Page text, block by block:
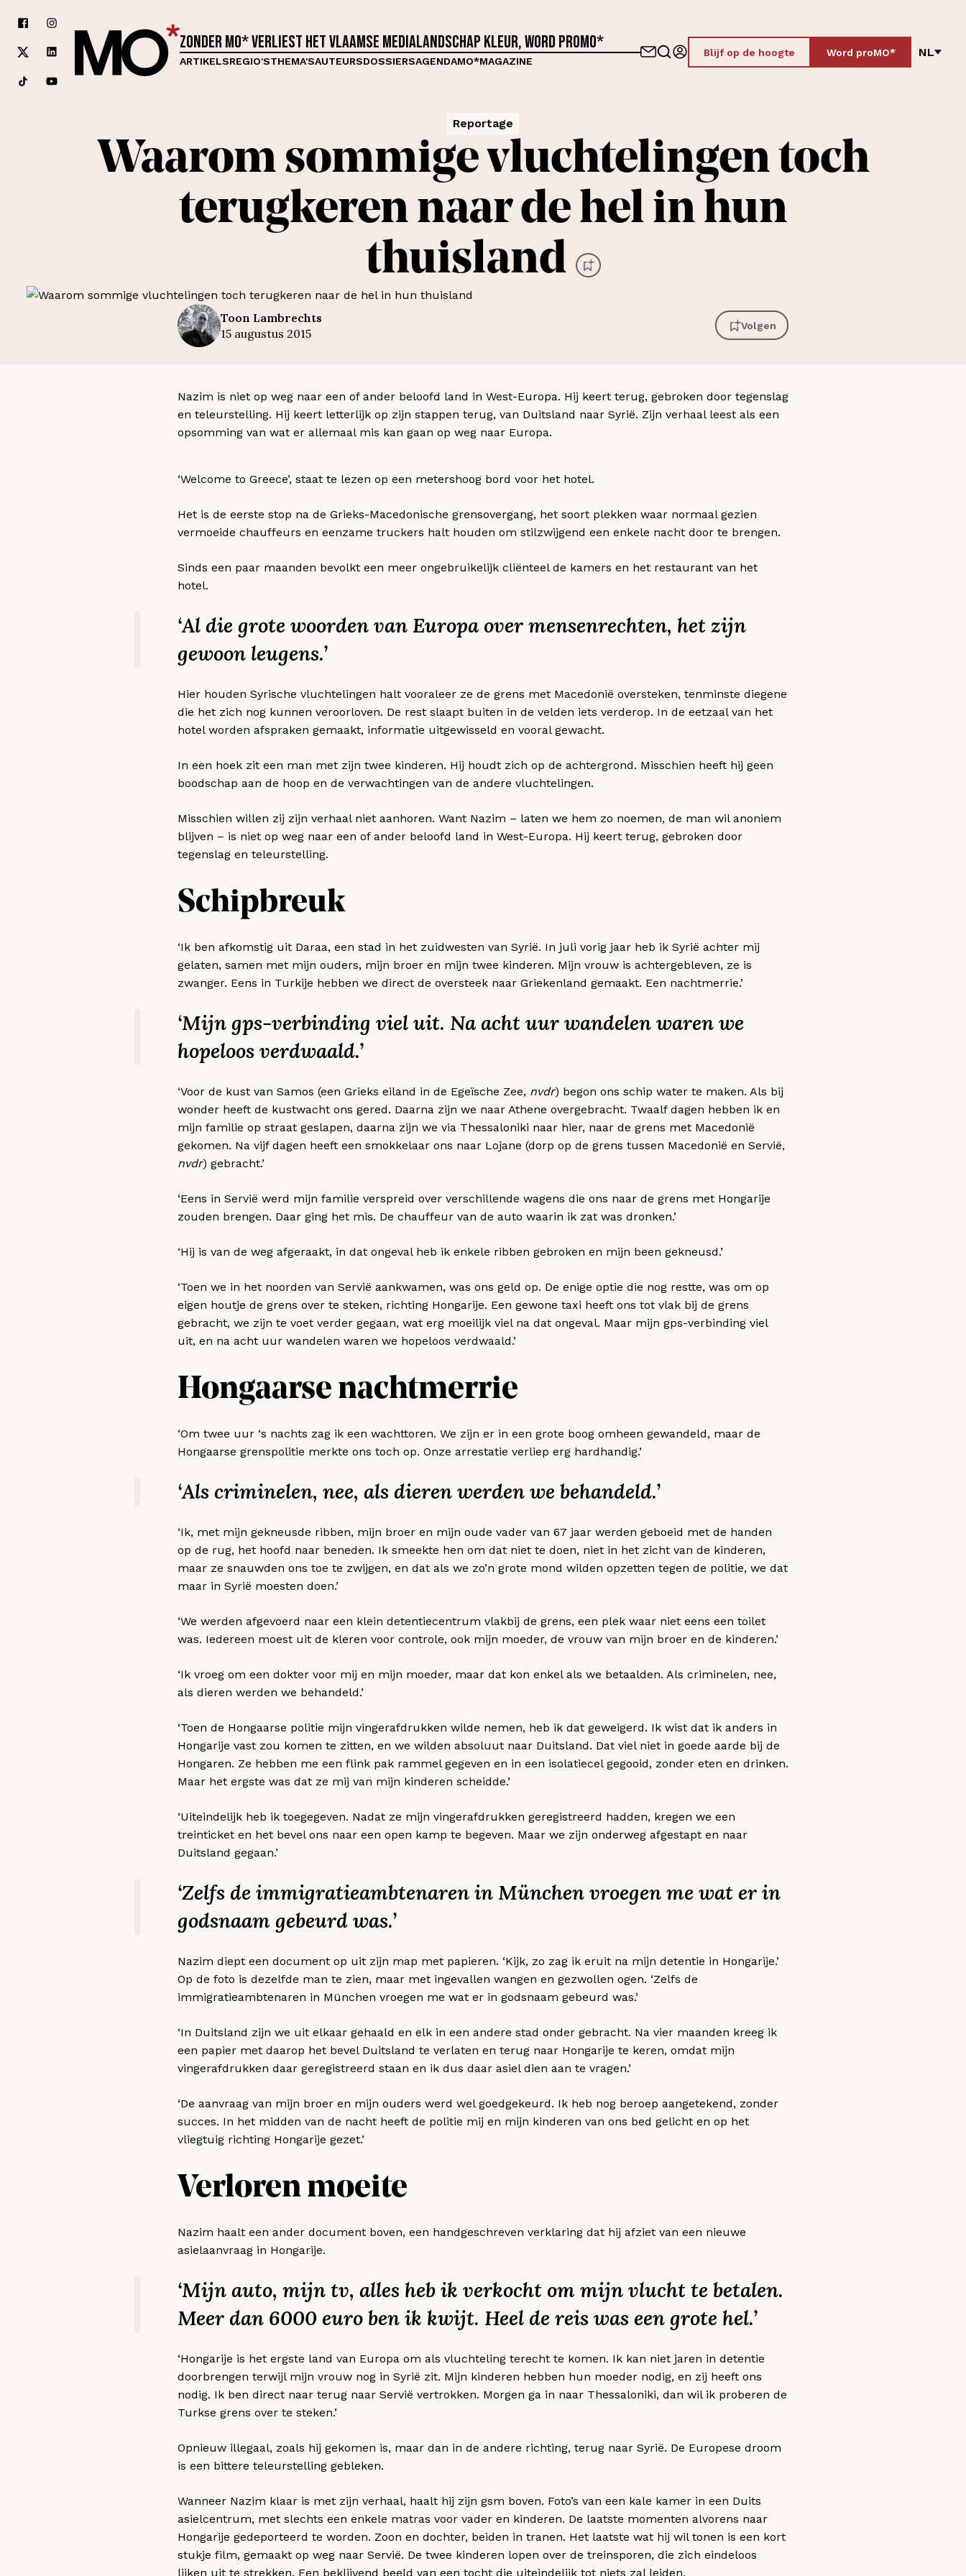
Zonder MO* verliest het Vlaamse medialandschap kleur, word proMO*
ARTIKELSREGIO'STHEMA'SAUTEURSDOSSIERSAGENDAMO*MAGAZINE
Blijf op de hoogte Word proMO* NL
Reportage
Waarom sommige vluchtelingen toch
terugkeren naar de hel in hun
thuisland
Toon Lambrechts
15 augustus 2015
Volgen
Nazim is niet op weg naar een of ander beloofd land in West-Europa. Hij keert terug, gebroken door tegenslag
en teleurstelling. Hij keert letterlijk op zijn stappen terug, van Duitsland naar Syrië. Zijn verhaal leest als een
opsomming van wat er allemaal mis kan gaan op weg naar Europa.
‘Welcome to Greece’, staat te lezen op een metershoog bord voor het hotel.
Het is de eerste stop na de Grieks-Macedonische grensovergang, het soort plekken waar normaal gezien
vermoeide chauffeurs en eenzame truckers halt houden om stilzwijgend een enkele nacht door te brengen.
Sinds een paar maanden bevolkt een meer ongebruikelijk cliënteel de kamers en het restaurant van het
hotel.
‘Al die grote woorden van Europa over mensenrechten, het zijn
gewoon leugens.’
Hier houden Syrische vluchtelingen halt vooraleer ze de grens met Macedonië oversteken, tenminste diegene
die het zich nog kunnen veroorloven. De rest slaapt buiten in de velden iets verderop. In de eetzaal van het
hotel worden afspraken gemaakt, informatie uitgewisseld en vooral gewacht.
In een hoek zit een man met zijn twee kinderen. Hij houdt zich op de achtergrond. Misschien heeft hij geen
boodschap aan de hoop en de verwachtingen van de andere vluchtelingen.
Misschien willen zij zijn verhaal niet aanhoren. Want Nazim – laten we hem zo noemen, de man wil anoniem
blijven – is niet op weg naar een of ander beloofd land in West-Europa. Hij keert terug, gebroken door
tegenslag en teleurstelling.
Schipbreuk
‘Ik ben afkomstig uit Daraa, een stad in het zuidwesten van Syrië. In juli vorig jaar heb ik Syrië achter mij
gelaten, samen met mijn ouders, mijn broer en mijn twee kinderen. Mijn vrouw is achtergebleven, ze is
zwanger. Eens in Turkije hebben we direct de oversteek naar Griekenland gemaakt. Een nachtmerrie.’
‘Mijn gps-verbinding viel uit. Na acht uur wandelen waren we
hopeloos verdwaald.’
‘Voor de kust van Samos (een Grieks eiland in de Egeïsche Zee, nvdr) begon ons schip water te maken. Als bij
wonder heeft de kustwacht ons gered. Daarna zijn we naar Athene overgebracht. Twaalf dagen hebben ik en
mijn familie op straat geslapen, daarna zijn we via Thessaloniki naar hier, naar de grens met Macedonië
gekomen. Na vijf dagen heeft een smokkelaar ons naar Lojane (dorp op de grens tussen Macedonië en Servië,
nvdr) gebracht.’
‘Eens in Servië werd mijn familie verspreid over verschillende wagens die ons naar de grens met Hongarije
zouden brengen. Daar ging het mis. De chauffeur van de auto waarin ik zat was dronken.’
‘Hij is van de weg afgeraakt, in dat ongeval heb ik enkele ribben gebroken en mijn been gekneusd.’
‘Toen we in het noorden van Servië aankwamen, was ons geld op. De enige optie die nog restte, was om op
eigen houtje de grens over te steken, richting Hongarije. Een gewone taxi heeft ons tot vlak bij de grens
gebracht, we zijn te voet verder gegaan, wat erg moeilijk viel na dat ongeval. Maar mijn gps-verbinding viel
uit, en na acht uur wandelen waren we hopeloos verdwaald.’
Hongaarse nachtmerrie
‘Om twee uur ‘s nachts zag ik een wachttoren. We zijn er in een grote boog omheen gewandeld, maar de
Hongaarse grenspolitie merkte ons toch op. Onze arrestatie verliep erg hardhandig.’
‘Als criminelen, nee, als dieren werden we behandeld.’
‘Ik, met mijn gekneusde ribben, mijn broer en mijn oude vader van 67 jaar werden geboeid met de handen
op de rug, het hoofd naar beneden. Ik smeekte hen om dat niet te doen, niet in het zicht van de kinderen,
maar ze snauwden ons toe te zwijgen, en dat als we zo’n grote mond wilden opzetten tegen de politie, we dat
maar in Syrië moesten doen.’
‘We werden afgevoerd naar een klein detentiecentrum vlakbij de grens, een plek waar niet eens een toilet
was. Iedereen moest uit de kleren voor controle, ook mijn moeder, de vrouw van mijn broer en de kinderen.’
‘Ik vroeg om een dokter voor mij en mijn moeder, maar dat kon enkel als we betaalden. Als criminelen, nee,
als dieren werden we behandeld.’
‘Toen de Hongaarse politie mijn vingerafdrukken wilde nemen, heb ik dat geweigerd. Ik wist dat ik anders in
Hongarije vast zou komen te zitten, en we wilden absoluut naar Duitsland. Dat viel niet in goede aarde bij de
Hongaren. Ze hebben me een flink pak rammel gegeven en in een isolatiecel gegooid, zonder eten en drinken.
Maar het ergste was dat ze mij van mijn kinderen scheidde.’
‘Uiteindelijk heb ik toegegeven. Nadat ze mijn vingerafdrukken geregistreerd hadden, kregen we een
treinticket en het bevel ons naar een open kamp te begeven. Maar we zijn onderweg afgestapt en naar
Duitsland gegaan.’
‘Zelfs de immigratieambtenaren in München vroegen me wat er in
godsnaam gebeurd was.’
Nazim diept een document op uit zijn map met papieren. ‘Kijk, zo zag ik eruit na mijn detentie in Hongarije.’
Op de foto is dezelfde man te zien, maar met ingevallen wangen en gezwollen ogen. ‘Zelfs de
immigratieambtenaren in München vroegen me wat er in godsnaam gebeurd was.’
‘In Duitsland zijn we uit elkaar gehaald en elk in een andere stad onder gebracht. Na vier maanden kreeg ik
een papier met daarop het bevel Duitsland te verlaten en terug naar Hongarije te keren, omdat mijn
vingerafdrukken daar geregistreerd staan en ik dus daar asiel dien aan te vragen.’
‘De aanvraag van mijn broer en mijn ouders werd wel goedgekeurd. Ik heb nog beroep aangetekend, zonder
succes. In het midden van de nacht heeft de politie mij en mijn kinderen van ons bed gelicht en op het
vliegtuig richting Hongarije gezet.’
Verloren moeite
Nazim haalt een ander document boven, een handgeschreven verklaring dat hij afziet van een nieuwe
asielaanvraag in Hongarije.
‘Mijn auto, mijn tv, alles heb ik verkocht om mijn vlucht te betalen.
Meer dan 6000 euro ben ik kwijt. Heel de reis was een grote hel.’
‘Hongarije is het ergste land van Europa om als vluchteling terecht te komen. Ik kan niet jaren in detentie
doorbrengen terwijl mijn vrouw nog in Syrië zit. Mijn kinderen hebben hun moeder nodig, en zij heeft ons
nodig. Ik ben direct naar terug naar Servië vertrokken. Morgen ga in naar Thessaloniki, dan wil ik proberen de
Turkse grens over te steken.’
Opnieuw illegaal, zoals hij gekomen is, maar dan in de andere richting, terug naar Syrië. De Europese droom
is een bittere teleurstelling gebleken.
Wanneer Nazim klaar is met zijn verhaal, haalt hij zijn gsm boven. Foto’s van een kale kamer in een Duits
asielcentrum, met slechts een enkele matras voor vader en kinderen. De laatste momenten alvorens naar
Hongarije gedeporteerd te worden. Zoon en dochter, beiden in tranen. Het laatste wat hij wil tonen is een kort
stukje film, gemaakt op weg naar Servië. De twee kinderen lopen over de treinsporen, die zich eindeloos
lijken uit te strekken. Een beklijvend beeld van een tocht die uiteindelijk tot niets zal leiden.